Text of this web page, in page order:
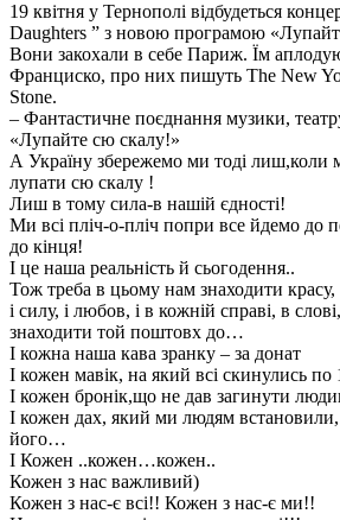
19 квітня у Тернополі відбудеться
Daughters ” з новою програмою
Вони закохали в себе Париж. Їм
Франциско, про них пишуть The New
Stone.
– Фантастичне поєднання музики,
«Лупайте сю скалу!»
А Україну збережемо ми тоді лиш,коли
лупати сю скалу !
Лиш в тому сила-в нашій єдності!
Ми всі пліч-о-пліч попри все йдемо до
до кінця!
І це наша реальність й сьогодення..
Тож треба в цьому нам знаходити красу,
і силу, і любов, і в кожній справі, в
знаходити той поштовх до…
І кожна наша кава зранку – за донат
І кожен мавік, на який всі скинулись по
І кожен бронік,що не дав загинути
І кожен дах, який ми людям
його…
І Кожен ..кожен…кожен..
Кожен з нас важливий)
Кожен з нас-є всі!! Кожен з нас-є ми!!